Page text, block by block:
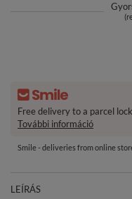
Free delivery to a parcel
További információ
Smile - deliveries from online
LEÍRÁS